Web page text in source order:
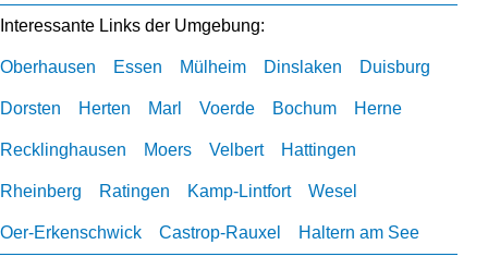
Interessante Links der Umgebung:
Oberhausen Essen Mülheim Dinslaken Duisburg
Dorsten Herten Marl Voerde Bochum Herne
Recklinghausen Moers Velbert Hattingen
Rheinberg Ratingen Kamp-Lintfort Wesel
Oer-Erkenschwick Castrop-Rauxel Haltern am See